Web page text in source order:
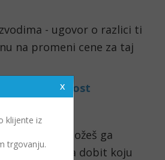
- ugovor o razlici ti
na promeni cene za taj
mit ili realnost
poraste, možeš ga
predstavlja dobit koju
klijente iz
trgovanju.